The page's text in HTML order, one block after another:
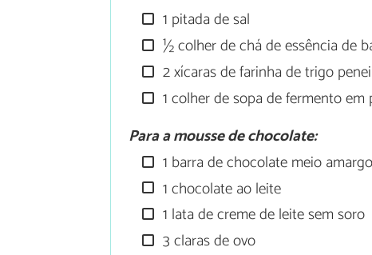
1 pitada de sal
½ colher de chá de essência de
2 xícaras de farinha de trigo
1 colher de sopa de fermento em
Para a mousse de chocolate:
1 barra de chocolate meio amargo
1 chocolate ao leite
1 lata de creme de leite sem soro
3 claras de ovo